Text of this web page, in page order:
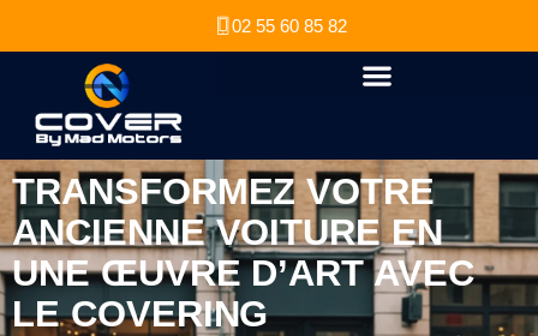
02 55 60 85 82
TRANSFORMEZ VOTRE
ANCIENNE VOITURE EN
UNE ŒUVRE D’ART AVEC
LE COVERING